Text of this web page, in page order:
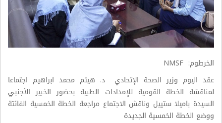
الخرطوم: NMSF
عقد اليوم وزير الصحة الإتحادي د. هيثم محمد ابراهيم اجتماعا
لمناقشة الخطة القومية للإمدادات الطبية بحضور الخبير الأجنبي
السيدة باميلا ستييل وناقش الاجتماع مراجعة الخطة الخمسية الفائتة
ووضع الخطة الخمسية الجديدة